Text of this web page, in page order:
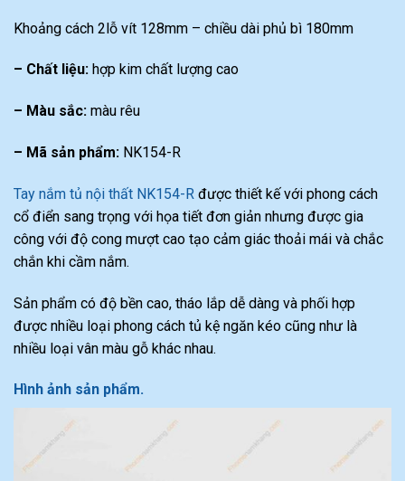
Khoảng cách 2lỗ vít 128mm – chiều dài phủ bì 180mm
– Chất liệu: hợp kim chất lượng cao
– Màu sắc: màu rêu
– Mã sản phẩm: NK154-R
Tay nắm tủ nội thất NK154-R được thiết kế với phong cách
cổ điển sang trọng với họa tiết đơn giản nhưng được gia
công với độ cong mượt cao tạo cảm giác thoải mái và chắc
chắn khi cầm nắm.
Sản phẩm có độ bền cao, tháo lắp dễ dàng và phối hợp
được nhiều loại phong cách tủ kệ ngăn kéo cũng như là
nhiều loại vân màu gỗ khác nhau.
Hình ảnh sản phẩm.